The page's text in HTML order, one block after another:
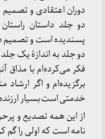
دوران اعتقادی و
دو جلد داستان
پسندیده است و تصمیم
دو جلد به اندازهٔ یک
فکر می‌کرده‌ام با مذاق
برگزیده‌ام و اگر
خدمتی است بسیار
از این همه تصدیع و
نامه است که اولی را